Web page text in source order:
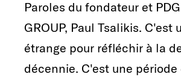
Paroles du fondateur et
GROUP, Paul Tsalikis. C'est
étrange pour réfléchir à la
décennie. C'est une